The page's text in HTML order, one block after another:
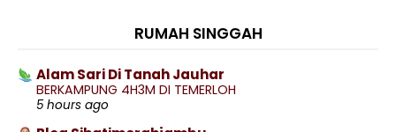
(103)
► August(74)
►July(102)
(40)
RUMAH SINGGAH
Alam Sari Di Tanah Jauhar
BERKAMPUNG 4H3M DI TEMERLOH
5 hours ago